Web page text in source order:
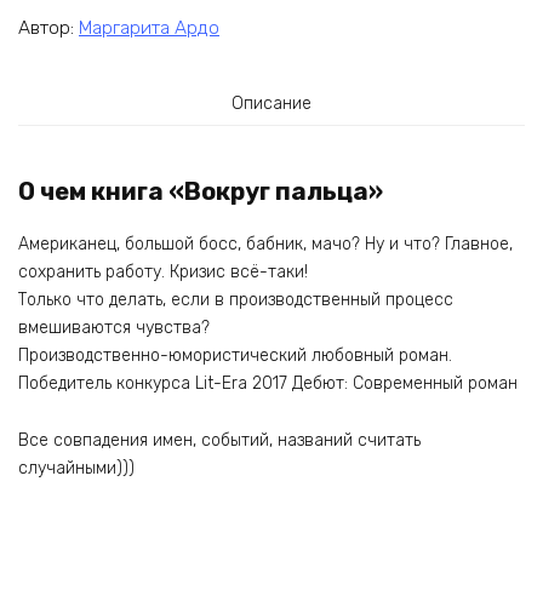
Автор: Маргарита Ардо
Описание
О чем книга «Вокруг пальца»
Американец, большой босс, бабник, мачо? Ну и что? Главное,
сохранить работу. Кризис всё-таки!
Только что делать, если в производственный процесс
вмешиваются чувства?
Производственно-юмористический любовный роман.
Победитель конкурса Lit-Era 2017 Дебют: Современный роман
Все совпадения имен, событий, названий считать
случайными)))